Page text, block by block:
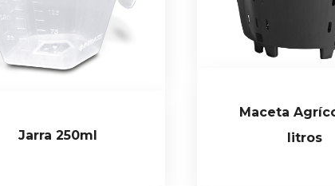
Jarra 250ml
Maceta
litros